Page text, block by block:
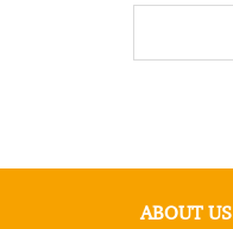
ABOUT US